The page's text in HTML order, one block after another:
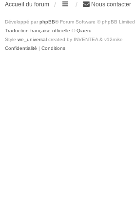
Accueil du forum Nous contacter
Développé par phpBB® Forum Software © phpBB Limited
Traduction française officielle © Qiaeru
Style we_universal created by INVENTEA & v12mike
Confidentialité | Conditions